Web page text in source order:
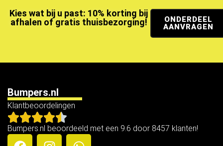
Kies wat bij u past: 10% korting bij
afhalen of gratis thuisbezorging!
ONDERDEEL
AANVRAGEN
Bumpers.nl
Klantbeoordelingen
Bumpers.nl beoordeeld met een 9.6 door 8457 klanten!